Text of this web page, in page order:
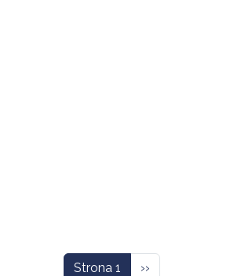
Strona 1 Następna strona
››